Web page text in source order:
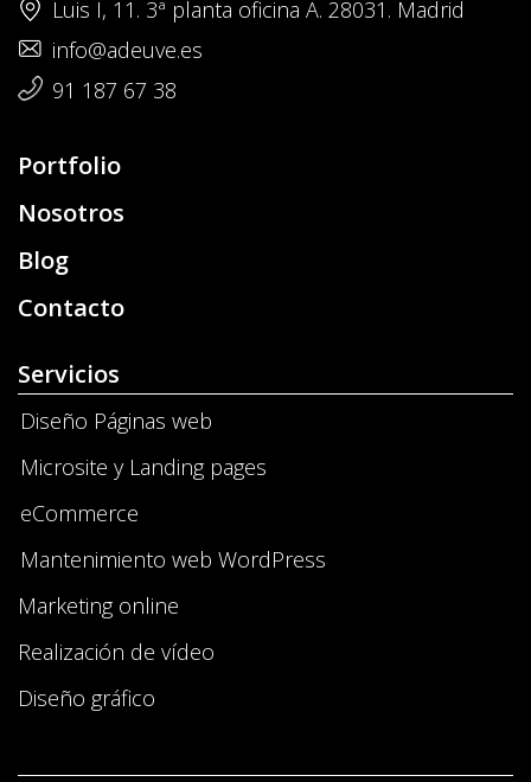
Luis I, 11. 3ª planta oficina A. 28031. Madrid
info@adeuve.es
91 187 67 38
Portfolio
Nosotros
Blog
Contacto
Servicios
Diseño Páginas web
Microsite y Landing pages
eCommerce
Mantenimiento web WordPress
Marketing online
Realización de vídeo
Diseño gráfico